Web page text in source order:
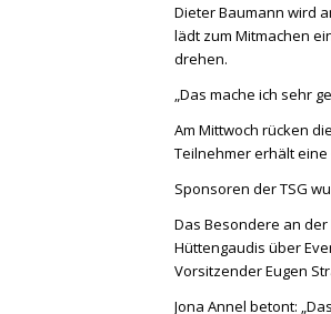
Dieter Baumann wird
lädt zum Mitmachen
drehen.
„Das mache ich sehr
Am Mittwoch rücken
Teilnehmer erhält eine
Sponsoren der TSG
Das Besondere an
Hüttengaudis über
Vorsitzender Eugen
Jona Annel betont: